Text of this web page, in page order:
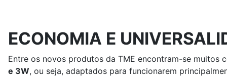
ECONOMIA E
Entre os novos produtos da TME encontram-se muitos
e 3W, ou seja, adaptados para funcionarem